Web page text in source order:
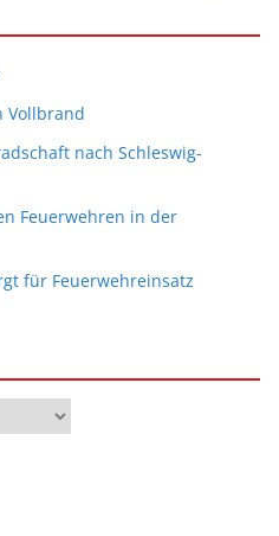
Vollbrand
nach Schleswig-
Feuerwehren in der
für Feuerwehreinsatz